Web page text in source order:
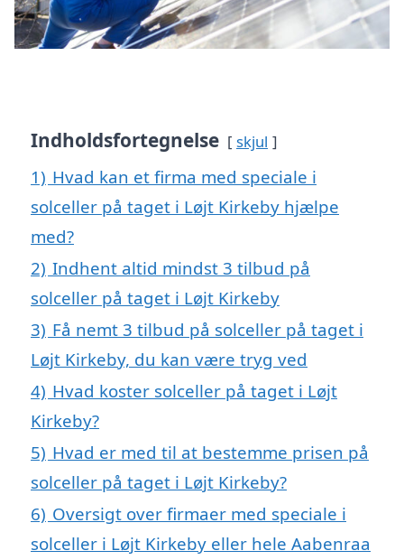
Indholdsfortegnelse skjul
1) Hvad kan et firma med speciale i
solceller på taget i Løjt Kirkeby hjælpe
med?
2) Indhent altid mindst 3 tilbud på
solceller på taget i Løjt Kirkeby
3) Få nemt 3 tilbud på solceller på taget i
Løjt Kirkeby, du kan være tryg ved
4) Hvad koster solceller på taget i Løjt
Kirkeby?
5) Hvad er med til at bestemme prisen på
solceller på taget i Løjt Kirkeby?
6) Oversigt over firmaer med speciale i
solceller i Løjt Kirkeby eller hele Aabenraa